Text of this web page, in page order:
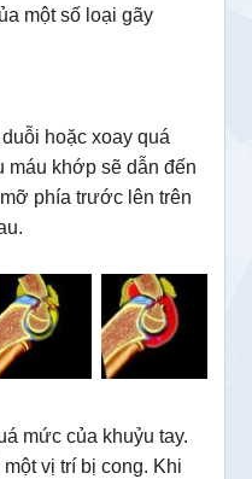
một số loại gãy
hoặc xoay quá
máu khớp sẽ dẫn đến
phía trước lên trên
mức của khuỷu tay.
vị trí bị cong. Khi